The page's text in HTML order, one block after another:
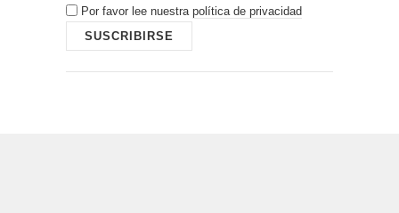
Por favor lee nuestra política de privacidad